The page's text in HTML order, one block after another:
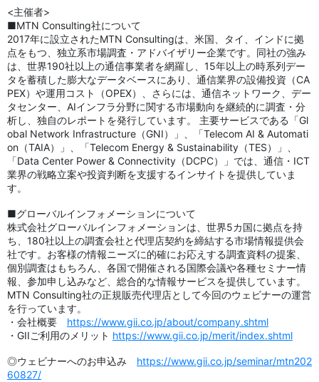
<主催者>
■MTN Consulting社について
2017年に設立されたMTN Consultingは、米国、タイ、インドに拠
点をもつ、独立系市場調査・アドバイザリー企業です。同社の強み
は、世界190社以上の通信事業者を網羅し、15年以上の時系列デー
タを蓄積した膨大なデータベースにあり、通信業界の設備投資（CA
PEX）や運用コスト（OPEX）、さらには、通信ネットワーク、デー
タセンター、AIインフラ分野に関する市場動向を継続的に調査・分
析し、独自のレポートを発行しています。 主要サービスである「Gl
obal Network Infrastructure（GNI）」、「Telecom AI & Automati
on（TAIA）」、「Telecom Energy & Sustainability（TES）」、
「Data Center Power & Connectivity（DCPC）」では、通信・ICT
業界の戦略立案や投資判断を支援するインサイトを提供していま
す。
■グローバルインフォメーションについて
株式会社グローバルインフォメーションは、世界5カ国に拠点を持
ち、180社以上の調査会社と代理店契約を締結する市場情報提供会
社です。お客様の情報ニーズに的確にお応えする調査資料の提案、
個別調査はもちろん、各国で開催される国際会議や各種セミナー情
報、参加申し込みなど、総合的な情報サービスを提供しています。
MTN Consulting社の正規販売代理店として今回のウェビナーの運営
を行っています。
・会社概要 https://www.gii.co.jp/about/company.shtml
・GIIご利用のメリット https://www.gii.co.jp/merit/index.shtml
◎ウェビナーへのお申込み https://www.gii.co.jp/seminar/mtn202
60827/